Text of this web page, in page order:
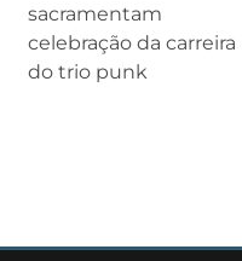
sacramentam
celebração da carreira
do trio punk